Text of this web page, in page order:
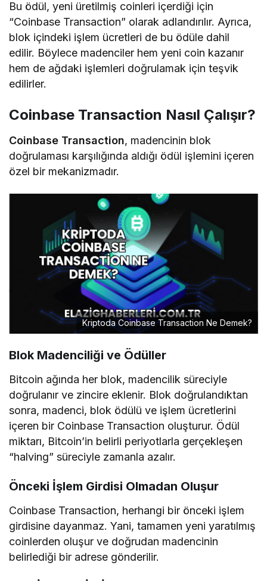
Bu ödül, yeni üretilmiş coinleri içerdiği için
“Coinbase Transaction” olarak adlandırılır. Ayrıca,
blok içindeki işlem ücretleri de bu ödüle dahil
edilir. Böylece madenciler hem yeni coin kazanır
hem de ağdaki işlemleri doğrulamak için teşvik
edilirler.
Coinbase Transaction Nasıl Çalışır?
Coinbase Transaction, madencinin blok
doğrulaması karşılığında aldığı ödül işlemini içeren
özel bir mekanizmadır.
Kriptoda Coinbase Transaction Ne Demek?
Blok Madenciliği ve Ödüller
Bitcoin ağında her blok, madencilik süreciyle
doğrulanır ve zincire eklenir. Blok doğrulandıktan
sonra, madenci, blok ödülü ve işlem ücretlerini
içeren bir Coinbase Transaction oluşturur. Ödül
miktarı, Bitcoin’in belirli periyotlarla gerçekleşen
“halving” süreciyle zamanla azalır.
Önceki İşlem Girdisi Olmadan Oluşur
Coinbase Transaction, herhangi bir önceki işlem
girdisine dayanmaz. Yani, tamamen yeni yaratılmış
coinlerden oluşur ve doğrudan madencinin
belirlediği bir adrese gönderilir.